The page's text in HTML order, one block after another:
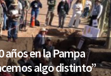
años en la Pampa
algo distinto”